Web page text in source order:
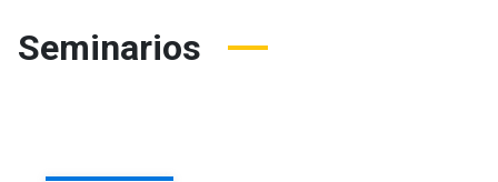
Seminarios